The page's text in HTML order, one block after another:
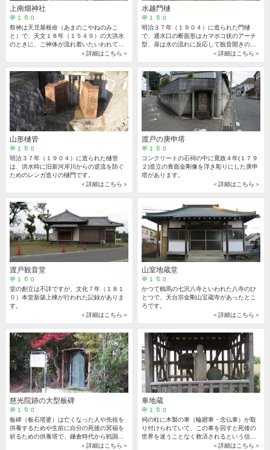
上南畑神社
💬 1 🔖 0
祭神は天児屋根命（あまのこやねのみこ
と）で、天文１８年（１５４９）の大洪水
のときに、ご神体が流れ着いたいわれてい
＜詳細はこちら＞
水越門樋
💬 1 🔖 0
明治３７年（１９０４）に造られた門樋
で、通水口の断面形はカマボコ状のアーチ
型、扉は水の流れに反応して観音開きの構
＜詳細はこちら＞
山形樋管
💬 1 🔖 0
明治３７年（１９０４）に造られた樋管
は、洪水時に旧新河岸川からの逆流を防ぐ
ためのレンガ造りの樋門です。
＜詳細はこちら＞
渡戸の庚申塔
💬 1 🔖 0
コンクリートの石祠の中に寛政４年(１７９
２)造立の青面金剛像を浮き彫りにした庚申
塔があります。
＜詳細はこちら＞
渡戸観音堂
💬 1 🔖 0
堂の創立は不詳ですが、文化７年（１８１
０）本堂新築上棟が行われた記録がありま
す。
＜詳細はこちら＞
山室地蔵堂
💬 1 🔖 0
かつて鶴馬の七沢八寺といわれた八寺のひ
とつで、天台宗金剛山宝蔵寺があったとこ
ろです。
＜詳細はこちら＞
慈光院跡の大型板碑
💬 1 🔖 0
板碑（板石塔婆）は亡くなった人や先祖を
供養するためや生前に自分の死後の冥福を
祈るための供養塔で、鎌倉時代から戦国時
代に至る約４００年間に造られました。
＜詳細はこちら＞
車地蔵
💬 1 🔖 0
祠の柱に木製の車（輪廻車・念仏車）が取
り付けられていて、この車を回すと死後の
世界を迷うことなく救済されるという信仰
から考えられたものです。＜詳細はこちら＞